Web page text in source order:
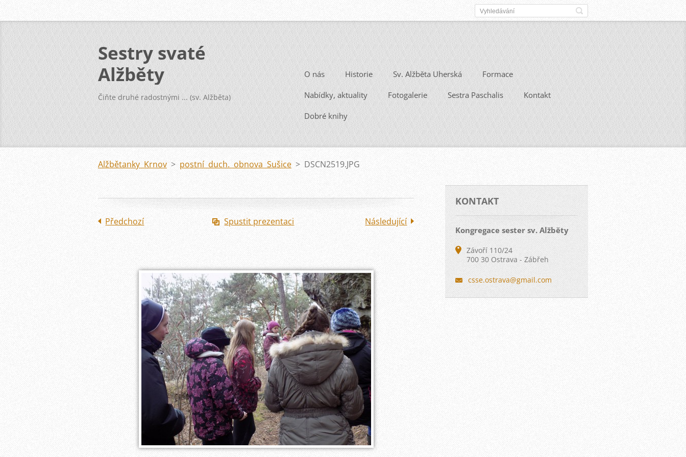
Sestry svaté
Alžběty
Čiňte druhé radostnými ... (sv. Alžběta)
O nás Historie Sv. Alžběta Uherská Formace
Nabídky, aktuality Fotogalerie Sestra Paschalis Kontakt
Dobré knihy
Alžbětanky Krnov > postní duch. obnova Sušice > DSCN2519.JPG
Předchozí Spustit prezentaci Následující
KONTAKT
Kongregace sester sv. Alžběty
Závoří 110/24
700 30 Ostrava - Zábřeh
csse.ostrava@gmail.com